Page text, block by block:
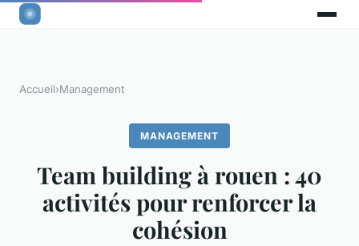
Accueil›Management
MANAGEMENT
Team building à rouen : 40
activités pour renforcer la
cohésion